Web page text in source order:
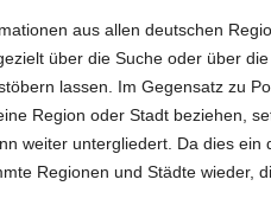
aus allen deutschen
über die Suche oder über
lassen. Im Gegensatz zu
Region oder Stadt beziehen,
weiter untergliedert. Da dies ein
Regionen und Städte wieder,